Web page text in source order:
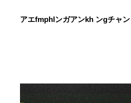
アエfmphlンガアンkh ンgチャン